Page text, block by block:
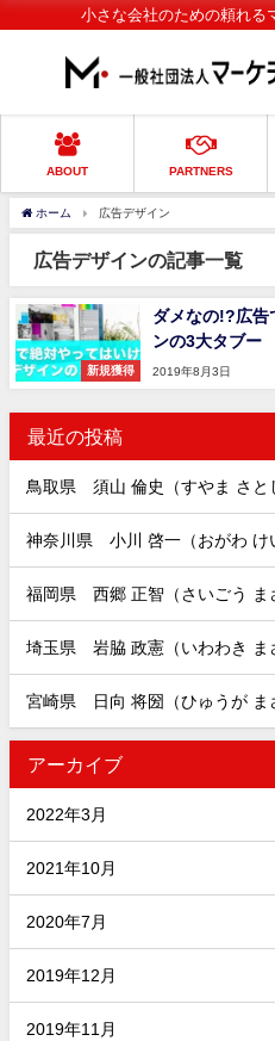
小さな会社のための頼れる
ABOUT PARTNERS
ホーム 広告デザイン
広告デザインの記事一覧
新規獲得
ダメなの!?広告
ンの3大タブー
2019年8月3日
最近の投稿
鳥取県 須山 倫史（すやま さと
神奈川県 小川 啓一（おがわ け
福岡県 西郷 正智（さいごう ま
埼玉県 岩脇 政憲（いわわき ま
宮崎県 日向 将圀（ひゅうが ま
アーカイブ
2022年3月
2021年10月
2020年7月
2019年12月
2019年11月